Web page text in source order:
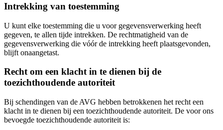
Intrekking van toestemming
U kunt elke toestemming die u voor gegevensverwerking heeft
gegeven, te allen tijde intrekken. De rechtmatigheid van de
gegevensverwerking die vóór de intrekking heeft plaatsgevonden,
blijft onaangetast.
Recht om een klacht in te dienen bij de
toezichthoudende autoriteit
Bij schendingen van de AVG hebben betrokkenen het recht een
klacht in te dienen bij een toezichthoudende autoriteit. De voor ons
bevoegde toezichthoudende autoriteit is: